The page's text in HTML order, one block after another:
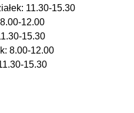
11.30-15.30
12.00
15.30
8.00-12.00
15.30